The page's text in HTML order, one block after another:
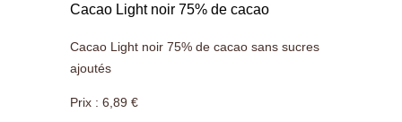
Cacao Light noir 75% de cacao
Cacao Light noir 75% de cacao sans sucres
ajoutés
Prix : 6,89 €